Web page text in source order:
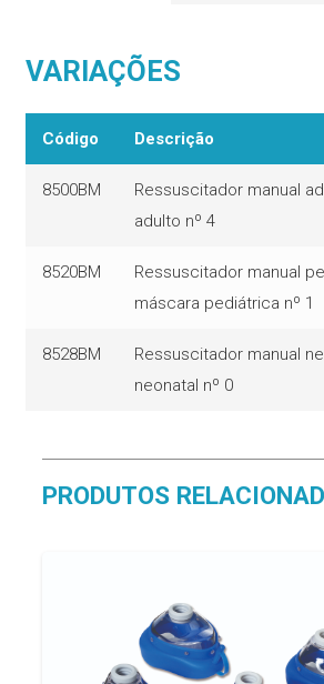
VARIAÇÕES
Código Descrição
8500BM
Ressuscitador manual
adulto nº 4
8520BM
Ressuscitador manual
máscara pediátrica nº 1
8528BM
Ressuscitador manual
neonatal nº 0
PRODUTOS